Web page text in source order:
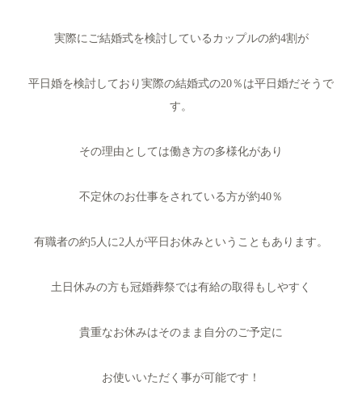
実際にご結婚式を検討しているカップルの約4割が
平日婚を検討しており実際の結婚式の20％は平日婚だそうで
す。
その理由としては働き方の多様化があり
不定休のお仕事をされている方が約40％
有職者の約5人に2人が平日お休みということもあります。
土日休みの方も冠婚葬祭では有給の取得もしやすく
貴重なお休みはそのまま自分のご予定に
お使いいただく事が可能です！